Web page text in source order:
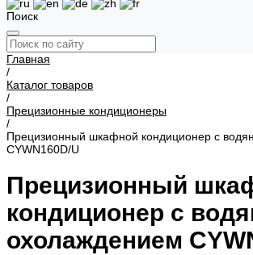
Поиск
Главная
/
Каталог товаров
/
Прецизионные кондиционеры
/
Прецизионный шкафной кондиционер с
CYWN160D/U
Прецизионный
кондиционер с
охолаждением